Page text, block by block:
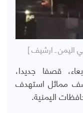
اليمن ـ ارشيف ]
قصفا جديدا،
مماثل استهدف
اليمنية.